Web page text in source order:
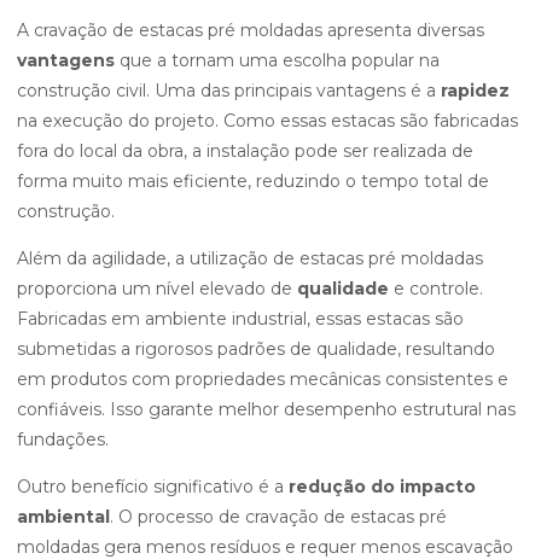
A cravação de estacas pré moldadas apresenta diversas
vantagens que a tornam uma escolha popular na
construção civil. Uma das principais vantagens é a rapidez
na execução do projeto. Como essas estacas são fabricadas
fora do local da obra, a instalação pode ser realizada de
forma muito mais eficiente, reduzindo o tempo total de
construção.
Além da agilidade, a utilização de estacas pré moldadas
proporciona um nível elevado de qualidade e controle.
Fabricadas em ambiente industrial, essas estacas são
submetidas a rigorosos padrões de qualidade, resultando
em produtos com propriedades mecânicas consistentes e
confiáveis. Isso garante melhor desempenho estrutural nas
fundações.
Outro benefício significativo é a redução do impacto
ambiental. O processo de cravação de estacas pré
moldadas gera menos resíduos e requer menos escavação